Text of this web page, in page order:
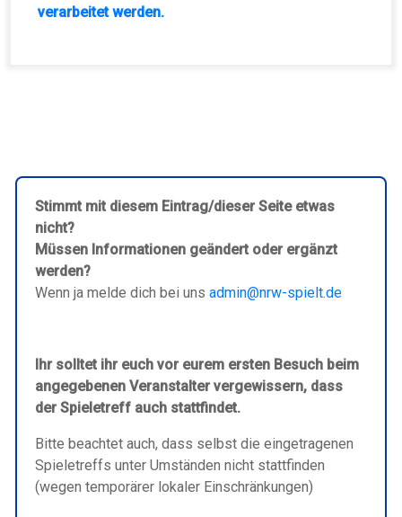
verarbeitet werden.
Stimmt mit diesem Eintrag/dieser Seite etwas
nicht?
Müssen Informationen geändert oder ergänzt
werden?
Wenn ja melde dich bei uns admin@nrw-spielt.de
Ihr solltet ihr euch vor eurem ersten Besuch beim
angegebenen Veranstalter vergewissern, dass
der Spieletreff auch stattfindet.
Bitte beachtet auch, dass selbst die eingetragenen
Spieletreffs unter Umständen nicht stattfinden
(wegen temporärer lokaler Einschränkungen)